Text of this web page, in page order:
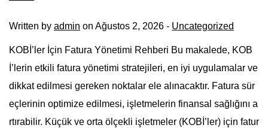
Written by admin on Ağustos 2, 2026 - Uncategorized
KOBİ’ler İçin Fatura Yönetimi Rehberi Bu makalede, KOB
İ’lerin etkili fatura yönetimi stratejileri, en iyi uygulamalar ve
dikkat edilmesi gereken noktalar ele alınacaktır. Fatura sür
eçlerinin optimize edilmesi, işletmelerin finansal sağlığını a
rtırabilir. Küçük ve orta ölçekli işletmeler (KOBİ’ler) için fatur